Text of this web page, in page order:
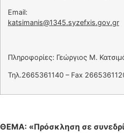
Email:
katsimanis@1345.syzefxis.gov.gr
Πληροφορίες: Γεώργιος Μ.
Τηλ.2665361140 – Fax
ΘΕΜΑ: «Πρόσκληση σε